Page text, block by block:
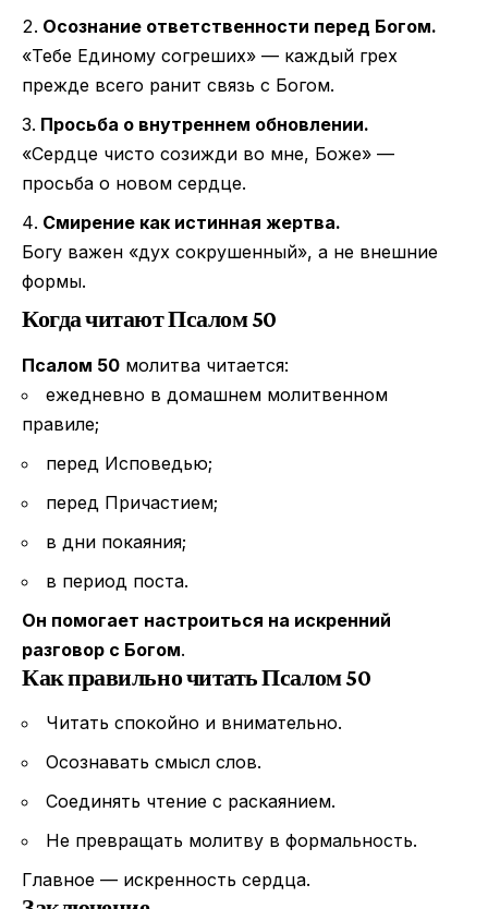
Осознание ответственности перед Богом.
«Тебе Единому согреших» — каждый грех
прежде всего ранит связь с Богом.
Просьба о внутреннем обновлении.
«Сердце чисто созижди во мне, Боже» —
просьба о новом сердце.
Смирение как истинная жертва.
Богу важен «дух сокрушенный», а не внешние
формы.
Когда читают Псалом 50
Псалом 50 молитва читается:
ежедневно в домашнем молитвенном
правиле;
перед Исповедью;
перед Причастием;
в дни покаяния;
в период поста.
Он помогает настроиться на искренний
разговор с Богом.
Как правильно читать Псалом 50
Читать спокойно и внимательно.
Осознавать смысл слов.
Соединять чтение с раскаянием.
Не превращать молитву в формальность.
Главное — искренность сердца.